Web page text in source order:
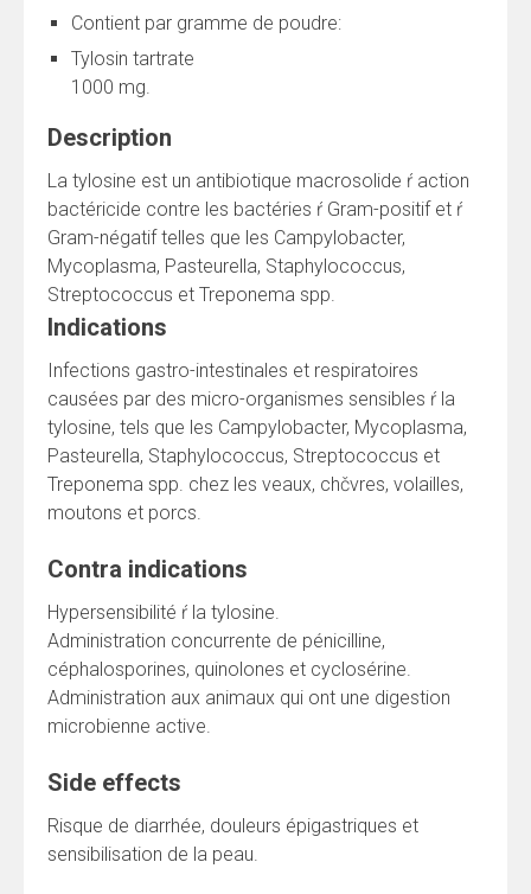
Contient par gramme de poudre:
Tylosin tartrate
1000 mg.
Description
La tylosine est un antibiotique macrosolide ŕ action
bactéricide contre les bactéries ŕ Gram-positif et ŕ
Gram-négatif telles que les Campylobacter,
Mycoplasma, Pasteurella, Staphylococcus,
Streptococcus et Treponema spp.
Indications
Infections gastro-intestinales et respiratoires
causées par des micro-organismes sensibles ŕ la
tylosine, tels que les Campylobacter, Mycoplasma,
Pasteurella, Staphylococcus, Streptococcus et
Treponema spp. chez les veaux, chčvres, volailles,
moutons et porcs.
Contra indications
Hypersensibilité ŕ la tylosine.
Administration concurrente de pénicilline,
céphalosporines, quinolones et cyclosérine.
Administration aux animaux qui ont une digestion
microbienne active.
Side effects
Risque de diarrhée, douleurs épigastriques et
sensibilisation de la peau.